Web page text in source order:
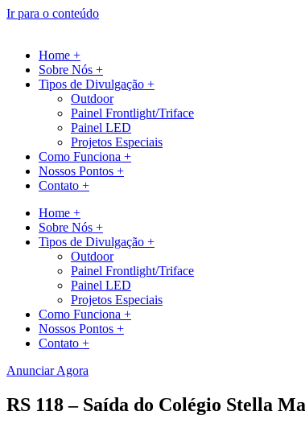
Ir para o conteúdo
Home +
Sobre Nós +
Tipos de Divulgação +
Outdoor
Painel Frontlight/Triface
Painel LED
Projetos Especiais
Como Funciona +
Nossos Pontos +
Contato +
Home +
Sobre Nós +
Tipos de Divulgação +
Outdoor
Painel Frontlight/Triface
Painel LED
Projetos Especiais
Como Funciona +
Nossos Pontos +
Contato +
Anunciar Agora
RS 118 – Saída do Colégio Stella